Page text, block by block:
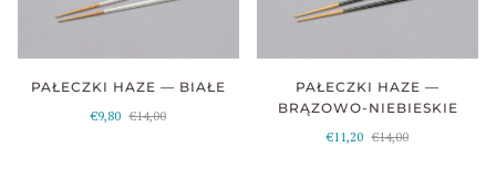
PAŁECZKI HAZE — BIAŁE
€9,80 €14,00
PAŁECZKI HAZE —
BRĄZOWO-NIEBIESKIE
€11,20 €14,00